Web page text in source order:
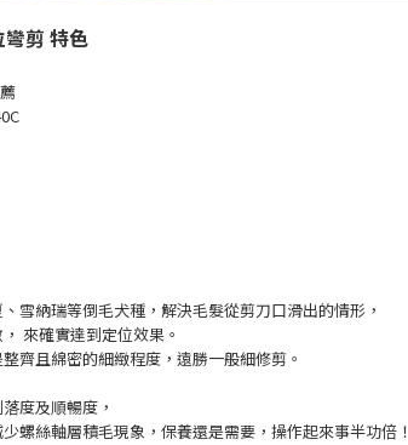
剪 特色
雪納瑞等倒毛犬種，解決毛髮從剪刀口滑出的情形，
來確實達到定位效果。
齊且綿密的細緻程度，遠勝一般細修剪。
度及順暢度，
螺絲軸層積毛現象，保養還是需要，操作起來事半功倍！